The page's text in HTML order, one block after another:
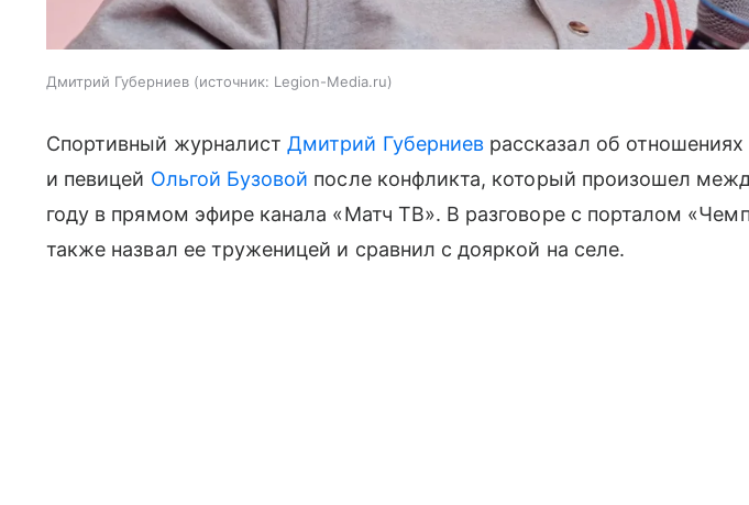
Дмитрий Губерниев источник: Legion-Media.ru
Спортивный журналистДмитрий Губерниев рассказал об
и певицей Ольгой Бузовой после конфликта, который произошел
году в прямом эфире канала «Матч ТВ». В разговоре с порталом
также назвал ее труженицей и сравнил с дояркой на селе.